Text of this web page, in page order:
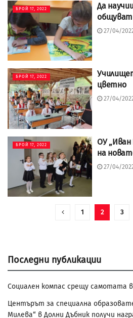
БРОЙ 17, 2022
Да
общуват
27/04/
БРОЙ 17, 2022
цветно
27/04/
БРОЙ 17, 2022
ОУ „Иван
на
27/04/
1 2 3
Последни публикации
Социален компас срещу самотата
Центърът за специална
Милева“ в Долни Дъбник получи